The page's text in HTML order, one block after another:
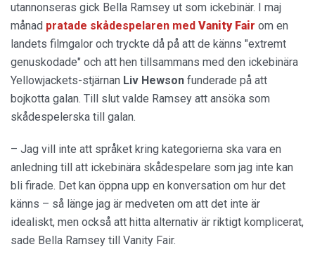
utannonseras gick Bella Ramsey ut som ickebinär. I maj
månad pratade skådespelaren med Vanity Fair om en
landets filmgalor och tryckte då på att de känns "extremt
genuskodade" och att hen tillsammans med den ickebinära
Yellowjackets-stjärnan Liv Hewson funderade på att
bojkotta galan. Till slut valde Ramsey att ansöka som
skådespelerska till galan.
– Jag vill inte att språket kring kategorierna ska vara en
anledning till att ickebinära skådespelare som jag inte kan
bli firade. Det kan öppna upp en konversation om hur det
känns – så länge jag är medveten om att det inte är
idealiskt, men också att hitta alternativ är riktigt komplicerat,
sade Bella Ramsey till Vanity Fair.